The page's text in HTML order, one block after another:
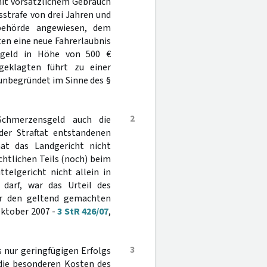
von drei Jahren und
angewiesen, dem
eine neue Fahrerlaubnis
in Höhe von 500 €
führt zu einer
im Sinne des §
2
auch die
Straftat entstandenen
das Landgericht nicht
Teils (noch) beim
nicht allein in
darf, war das Urteil des
den geltend gemachten
2007 -3 StR 426/07,
3
nur geringfügigen Erfolgs
besonderen Kosten des